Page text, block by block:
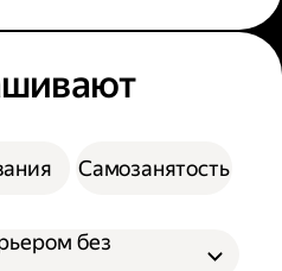
Самозанятость
без